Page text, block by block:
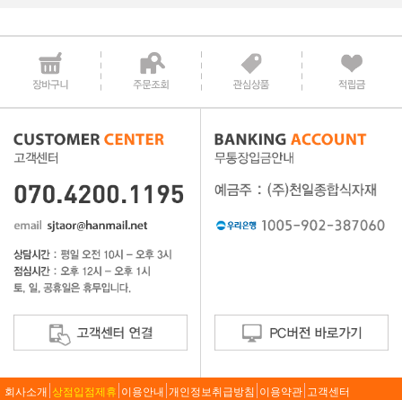
회사소개 상점입점제휴 이용안내 개인정보취급방침 이용약관 고객센터